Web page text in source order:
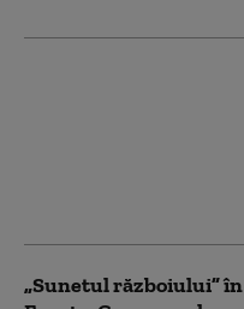
„Sunetul războiului” în